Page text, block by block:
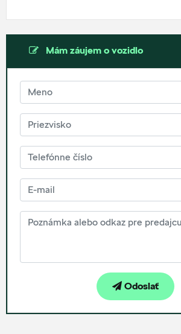
Mám záujem o vozidlo
Odoslať